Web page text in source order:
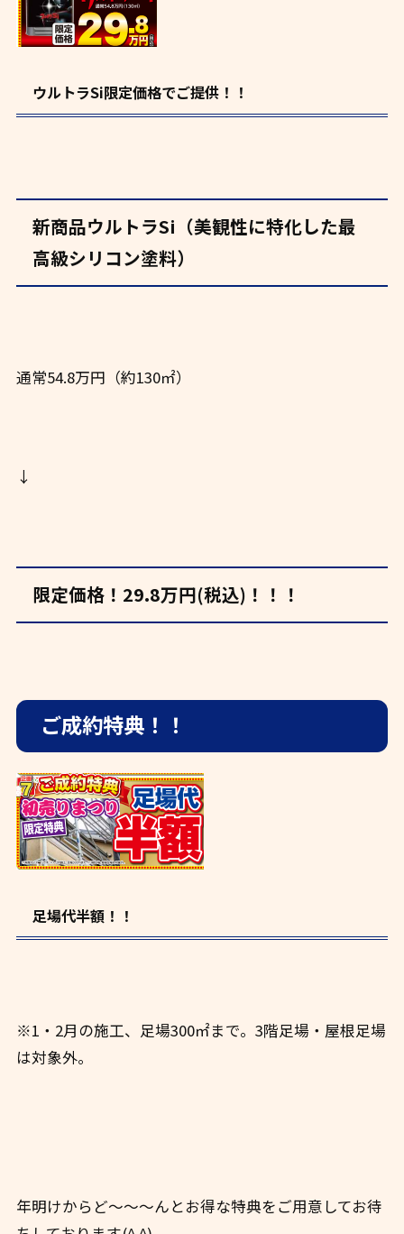
ウルトラSi限定価格でご提供！！
新商品ウルトラSi（美観性に特化した最
高級シリコン塗料）
通常54.8万円（約130㎡）
↓
限定価格！29.8万円(税込)！！！
ご成約特典！！
足場代半額！！
※1・2月の施工、足場300㎡まで。3階足場・屋根足場
は対象外。
年明けからど～～～んとお得な特典をご用意してお待